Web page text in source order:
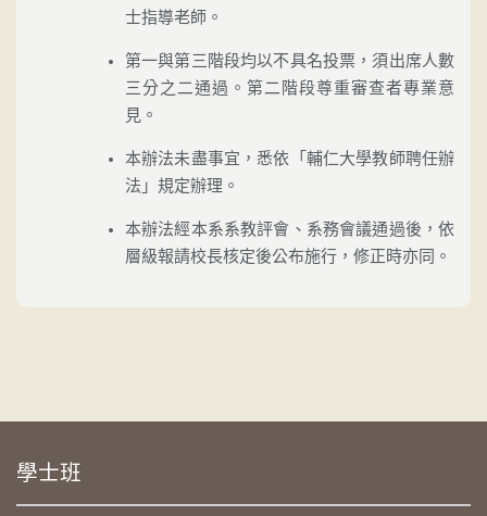
士指導老師。
第一與第三階段均以不具名投票，須出席人數
三分之二通過。第二階段尊重審查者專業意
見。
本辦法未盡事宜，悉依「輔仁大學教師聘任辦
法」規定辦理。
本辦法經本系系教評會、系務會議通過後，依
層級報請校長核定後公布施行，修正時亦同。
學士班